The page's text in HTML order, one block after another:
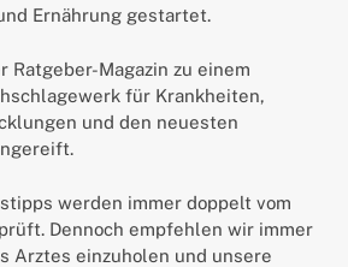
Ernährung gestartet.
Ratgeber-Magazin zu einem
für Krankheiten,
und den neuesten
werden immer doppelt vom
Dennoch empfehlen wir immer
Arztes einzuholen und unsere